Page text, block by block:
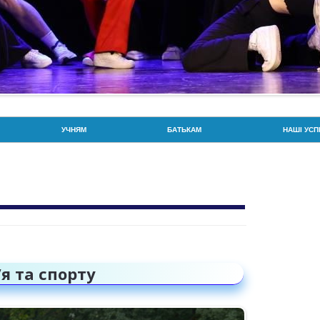
УЧНЯМ
УВАГА: БЕЗПЕКА ТА ПРОТИДІЯ
ПРАВИЛА БЕЗПЕКИ
ДПА ТА ЗНО
БАТЬКАМ
ПРОТИДІЯ ВЕРБУВАННЮ ДІТЕЙ
ВІДПОВІДАЛЬНІСТЬ БАТЬКІВ ТА
НАШІ
та спорту